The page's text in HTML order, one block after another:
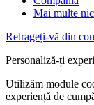
Mai multe
Retrageți-vă din
Personaliză-ți
Utilizăm module
experiență de